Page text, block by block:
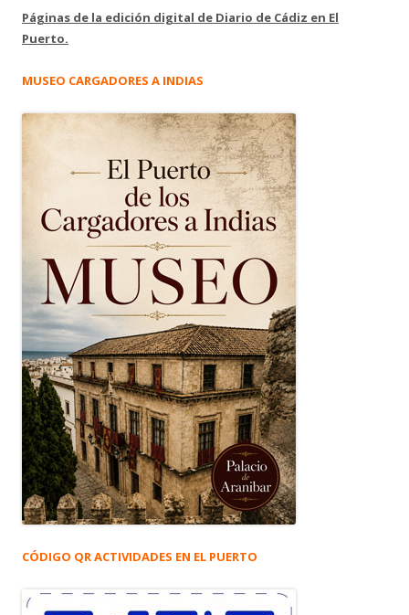
Páginas de la edición digital de Diario de Cádiz en El
Puerto.
MUSEO CARGADORES A INDIAS
CÓDIGO QR ACTIVIDADES EN EL PUERTO